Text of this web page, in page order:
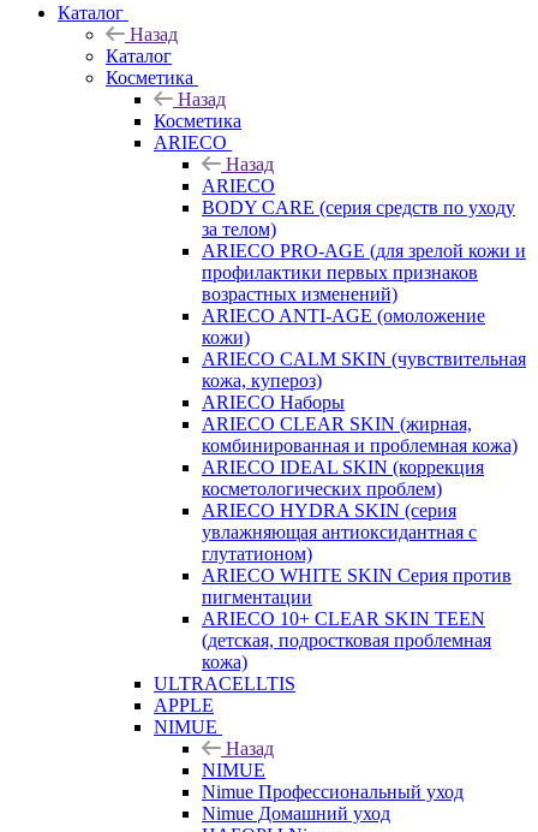
Каталог
Назад
Каталог
Косметика
Назад
Косметика
ARIECO
Назад
ARIECO
BODY CARE (серия средств по уходу
за телом)
ARIECO PRO-AGE (для зрелой кожи и
профилактики первых признаков
возрастных изменений)
ARIECO ANTI-AGE (омоложение
кожи)
ARIECO CALM SKIN (чувствительная
кожа, купероз)
ARIECO Наборы
ARIECO CLEAR SKIN (жирная,
комбинированная и проблемная кожа)
ARIECO IDEAL SKIN (коррекция
косметологических проблем)
ARIECO HYDRA SKIN (серия
увлажняющая антиоксидантная с
глутатионом)
ARIECO WHITE SKIN Серия против
пигментации
ARIECO 10+ CLEAR SKIN TEEN
(детская, подростковая проблемная
кожа)
ULTRACELLTIS
APPLE
NIMUE
Назад
NIMUE
Nimue Профессиональный уход
Nimue Домашний уход